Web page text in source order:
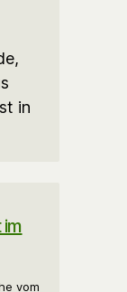
in
vom